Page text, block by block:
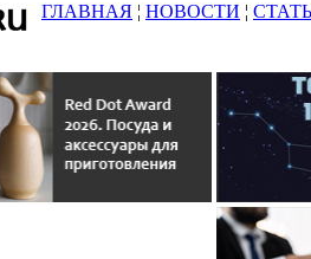
ГЛАВНАЯ ¦ НОВОСТИ ¦